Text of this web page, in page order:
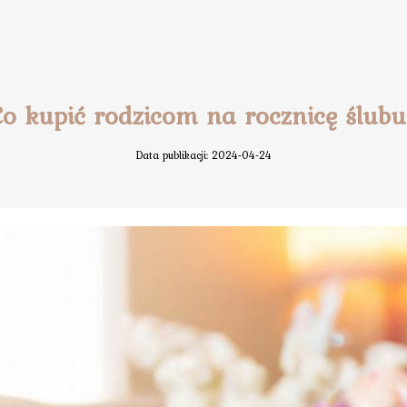
kupić rodzicom na rocznicę
Data publikacji: 2024-04-24